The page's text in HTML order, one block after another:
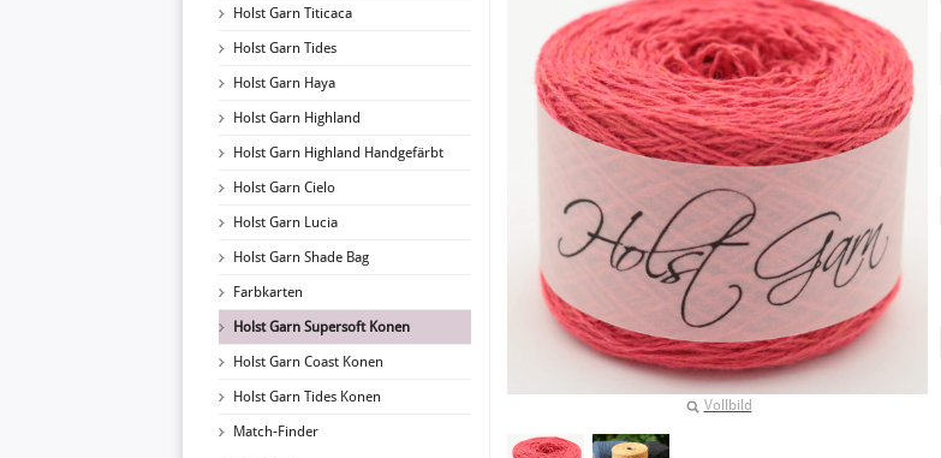
Holst Garn Titicaca
Holst Garn Tides
Holst Garn Haya
Holst Garn Highland
Holst Garn Highland Handgefärbt
Holst Garn Cielo
Holst Garn Lucia
Holst Garn Shade Bag
Farbkarten
Holst Garn Supersoft Konen
Holst Garn Coast Konen
Holst Garn Tides Konen
Match-Finder
Vollbild